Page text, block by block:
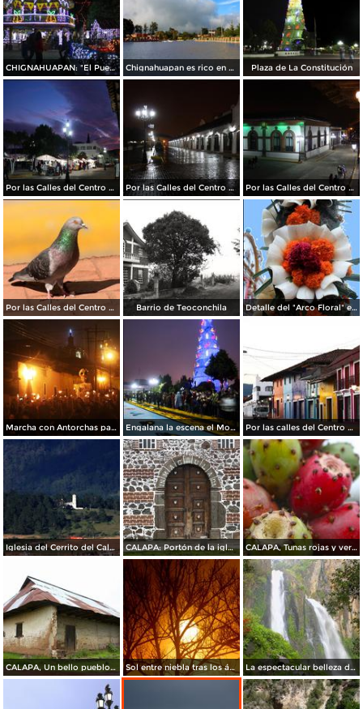
CHIGNAHUAPAN: "El Pueblo de La Esfera" Chignahuapan es rico en bellezas naturales Plaza de La Constitución
Por las Calles del Centro Histórico Por las Calles del Centro Histórico Por las Calles del Centro Histórico
Por las Calles del Centro Histórico Barrio de Teoconchila Detalle del "Arco Floral" elaborado por vecinos del Barrio de Ixtlahuaca
Marcha con Antorchas para recibir a nuestros difuntos en el mágico escenario nocturno del Río Chignahuapan Engalana la escena el Monumental Árbol de navidad Por las calles del Centro Histórico
Iglesia del Cerrito del Calvario CALAPA: Portón de la iglesia CALAPA, Tunas rojas y verdes
CALAPA, Un bello pueblo viejo Sol entre niebla tras los árboles La espectacular belleza de las Cascadas de Quetzalapan